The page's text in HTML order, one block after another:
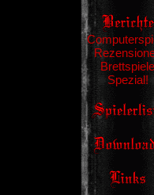
Brettspiele
Spezial!